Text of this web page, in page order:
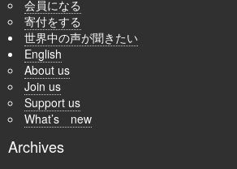
会員になる
寄付をする
世界中の声が聞きたい
English
About us
Join us
Support us
What’s new
Archives